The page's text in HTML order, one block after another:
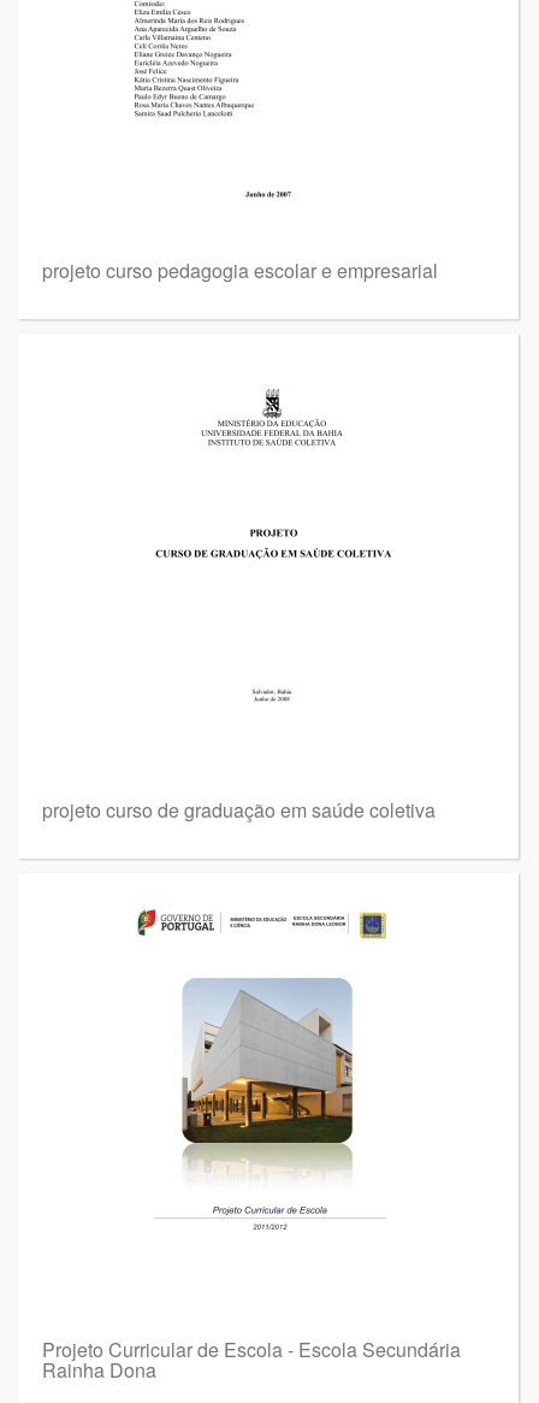
projeto curso pedagogia escolar e empresarial
projeto curso de graduação em saúde coletiva
Projeto Curricular de Escola - Escola Secundária
Rainha Dona